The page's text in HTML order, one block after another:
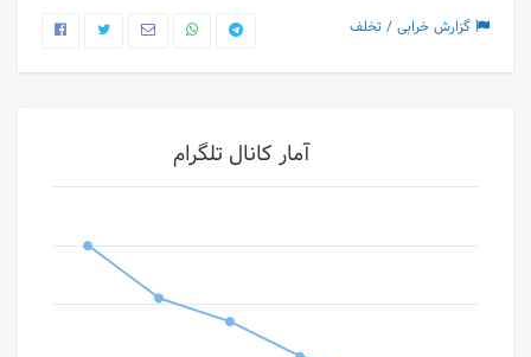
گزارش خرابی / تخلف
آمار کانال تلگرام